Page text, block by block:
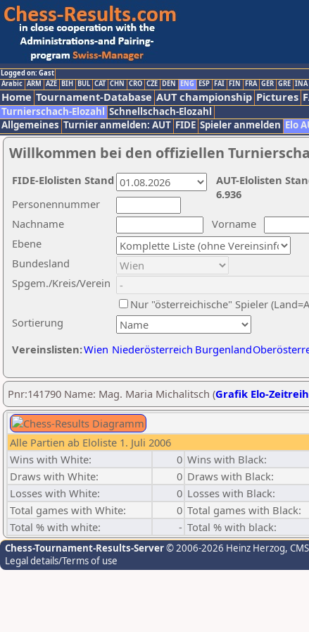
Logged on: Gast
Arabic ARM AZE BIH BUL CAT CHN CRO CZE DEN ENG ESP FAI FIN FRA GER GRE INA
Home Tournament-Database AUT championship Pictures
Turnierschach-Elozahl Schnellschach-Elozahl
Allgemeines Turnier anmelden: AUT FIDE Spieler anmelden Elo
Willkommen bei den offiziellen
Nachname
Vorname
Ebene
Sortierung
Personennummer
Bundesland
Spgem./Kreis/Verein
Nur "österreichische" Spieler
Vereinslisten:Wien Niederösterreich Burgenland
AUT-Elolisten
6.936
FIDE-Elolisten Stand
Pnr:141790 Name: Mag. Maria Michalitsch (Grafik Elo-
Alle Partien ab Eloliste 1. Juli 2006
Wins with White:
0 Wins with Black:
Draws with White:
0 Draws with Black:
Losses with White:
0 Losses with Black:
Total games with White:
0 Total games with Black:
Total % with white:
- Total % with black:
Chess-Tournament-Results-Server© 2006-2026 Heinz Herzog,
Legal details/Terms of use